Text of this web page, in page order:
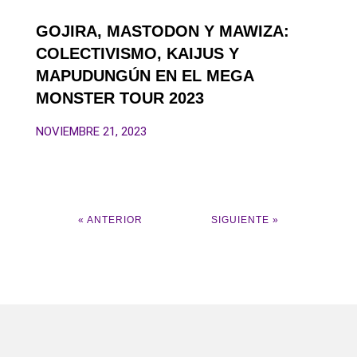
GOJIRA, MASTODON Y MAWIZA:
COLECTIVISMO, KAIJUS Y
MAPUDUNGÚN EN EL MEGA
MONSTER TOUR 2023
NOVIEMBRE 21, 2023
« ANTERIOR SIGUIENTE »